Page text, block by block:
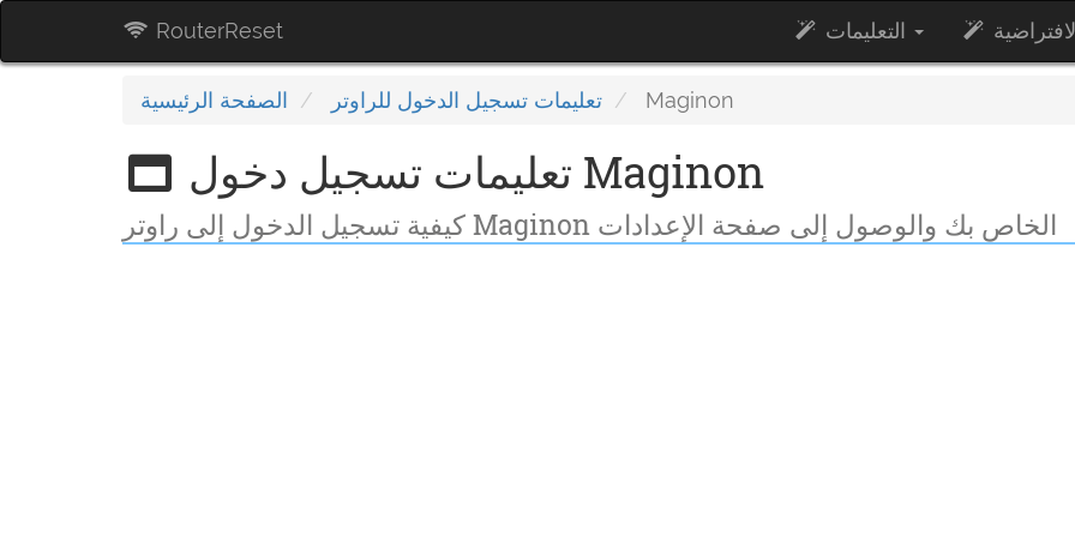
RouterReset
الصفحة الرئيسية تعليمات تسجيل الدخول للراوتر Maginon
تعليمات تسجيل دخول Maginon
كيفية تسجيل الدخول إلى راوتر Maginon الخاص بك والوصول إلى صفحة الإعدادات